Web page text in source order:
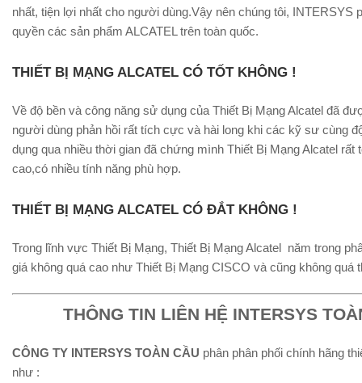
nhất, tiện lợi nhất cho người dùng.Vậy nên chúng tôi, INTERSYS
quyền các sản phẩm ALCATEL trên toàn quốc.
THIẾT BỊ MẠNG ALCATEL CÓ TỐT KHÔNG !
Về độ bền và công năng sử dụng của Thiết Bị Mạng Alcatel đã
người dùng phản hồi rất tích cực và hài long khi các kỹ sư cùng
dụng qua nhiều thời gian đã chứng mình Thiết Bị Mạng Alcatel rất
cao,có nhiều tính năng phù hợp.
THIẾT BỊ MẠNG ALCATEL CÓ ĐẮT KHÔNG !
Trong lĩnh vực Thiết Bị Mạng, Thiết Bị Mạng Alcatel năm trong
giá không quá cao như Thiết Bị Mạng CISCO và cũng không quá
THÔNG TIN LIÊN HỆ INTERSYS
CÔNG TY INTERSYS TOÀN CẦU phân phân phối chính hãng
như :